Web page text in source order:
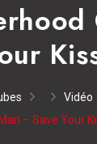
Vidéo
– Save Your